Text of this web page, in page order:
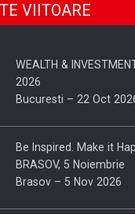
VIITOARE
WEALTH &
2026
Bucuresti – 22 Oct
Be Inspired. Make it
BRASOV, 5 Noiembrie
Brasov – 5 Nov 2026